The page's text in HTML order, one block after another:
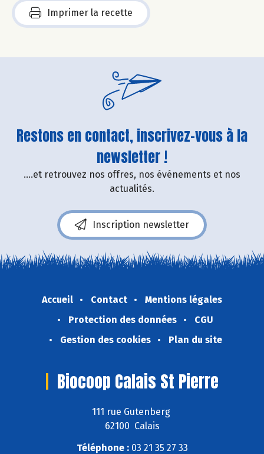
Imprimer la recette
Restons en contact, inscrivez-vous à la
newsletter !
....et retrouvez nos offres, nos événements et nos
actualités.
Inscription newsletter
Accueil Contact
Mentions légales
Protection des données
CGU
Gestion des cookies
Plan du site
Biocoop Calais St Pierre
111 rue Gutenberg
62100 Calais
Téléphone :03 21 35 27 33